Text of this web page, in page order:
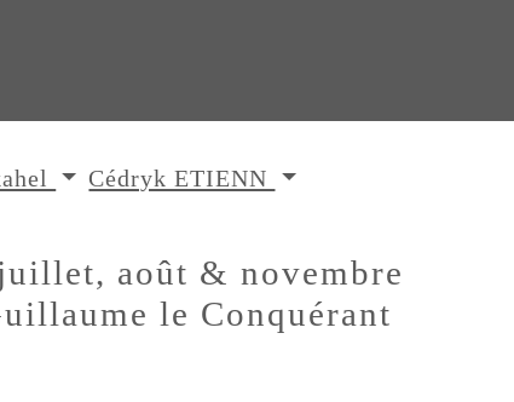
Cédryk ETIENN
août & novembre
le Conquérant